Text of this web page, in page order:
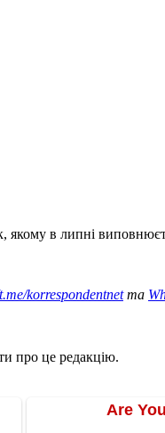
якому в липні
korrespondentnetта
про це редакцію.